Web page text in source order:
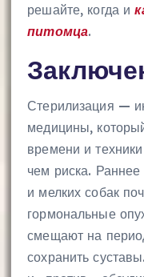
решайте, когда и
питомца.
Стерилизация —
медицины,
времени и
чем риска.
и мелких собак
гормональные
смещают на
сохранить